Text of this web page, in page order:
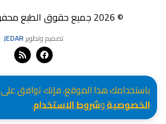
باستخدامك هذا الموقع، فإنك توافق على
الخصوصيةوشروط الاستخدام.
© 2026 جميع حقوق الطبع محفوظة، سودانايل
تصميم وتطويرJEDAR